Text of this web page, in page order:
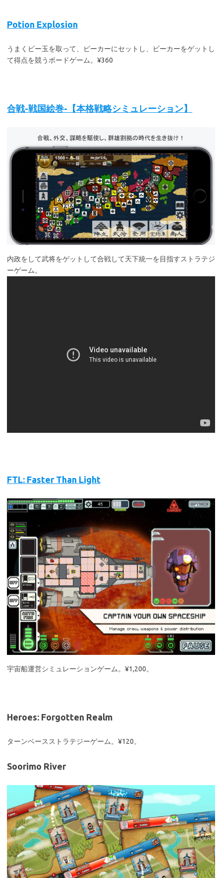
Potion Explosion
うまくビー玉を取って、ビーカーにセットし、ビーカーをゲットし
て得点を競うボードゲーム。¥360
合戦-戦国絵巻-【本格戦略シミュレーション】
内政をして武将をゲットして合戦して天下統一を目指すストラテジ
ーゲーム。
FTL: Faster Than Light
宇宙船運営シミュレーションゲーム。¥1,200。
Heroes: Forgotten Realm
ターンベースストラテジーゲーム。¥120。
Soorimo River